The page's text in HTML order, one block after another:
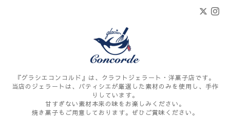
『グラシエコンコルド』は、クラフトジェラート・洋菓子店です。
当店のジェラートは、パティシエが厳選した素材のみを使用し、手作
りしています。
甘すぎない素材本来の味をお楽しみください。
焼き菓子もご用意しております。ぜひご賞味ください。